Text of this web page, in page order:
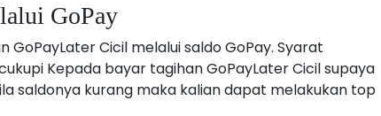
GoPay
Cicil melalui saldo GoPay. Syarat
Kepada bayar tagihan GoPayLater Cicil supaya
saldonya kurang maka kalian dapat melakukan top